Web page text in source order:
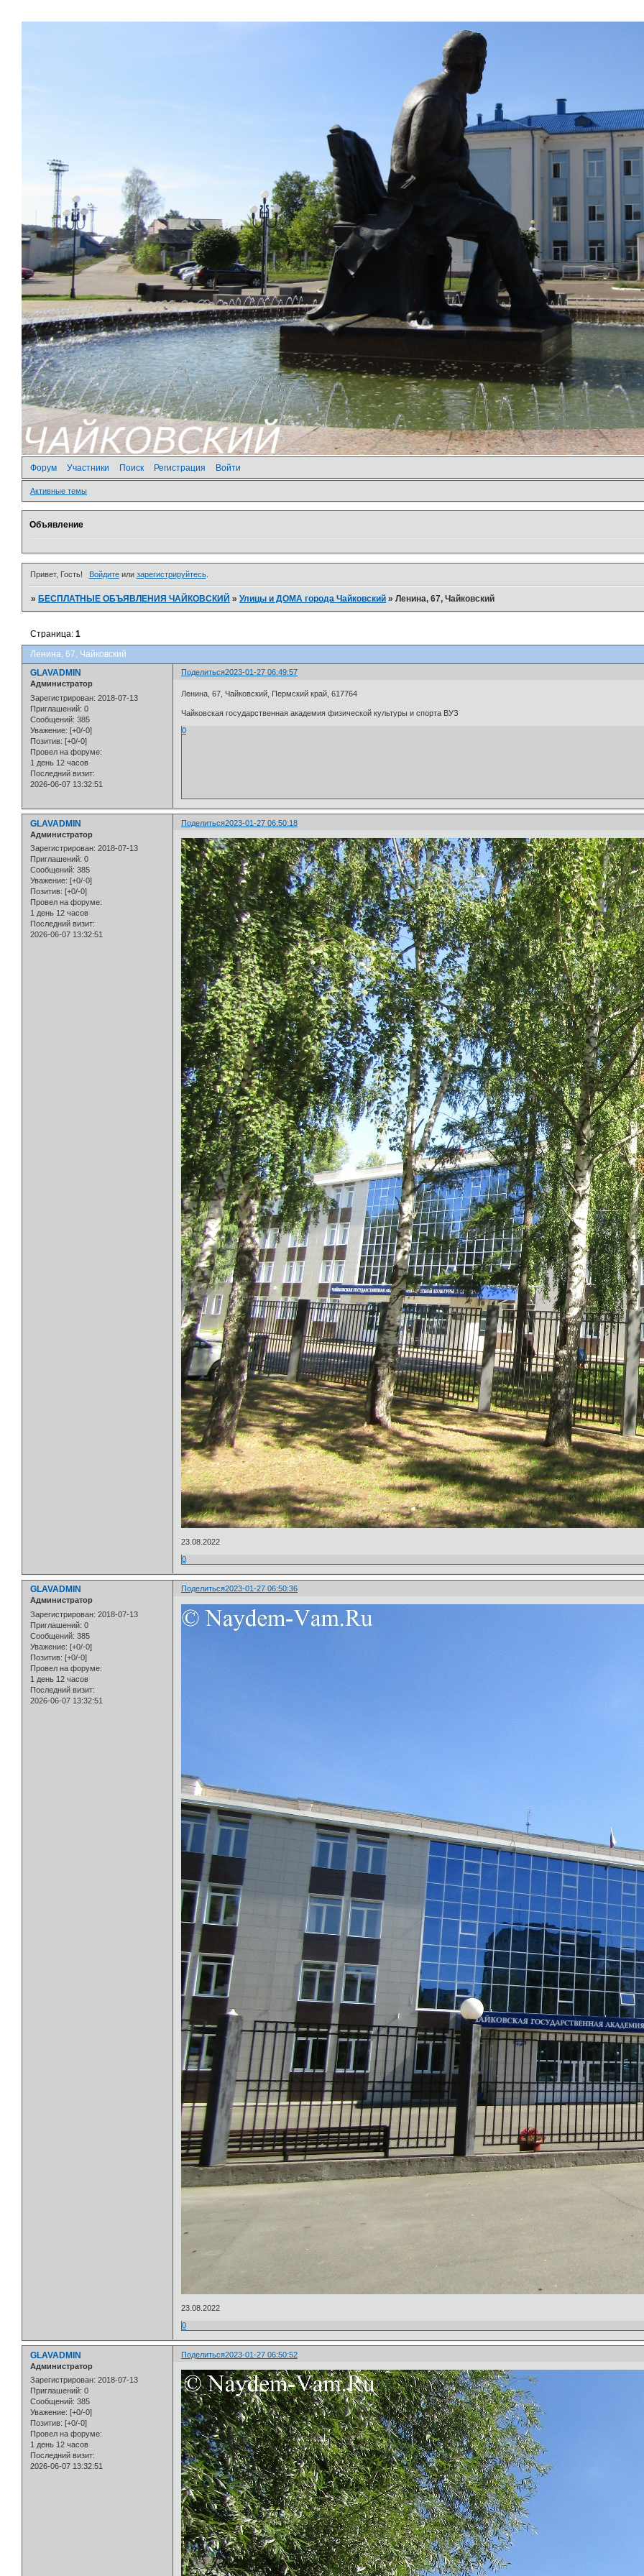
Форум Участники Поиск Регистрация Войти
Активные темы
Объявление
Привет, Гость! Войдитеили зарегистрируйтесь.
» БЕСПЛАТНЫЕ ОБЪЯВЛЕНИЯ ЧАЙКОВСКИЙ »­Улицы и ДОМА города Чайковский »Ленина, 67, Чайковский
Ленина, 67, Чайковский
Страница:1
Поделиться2023-01-27 06:49:57
GLAVADMIN
Администратор
Зарегистрирован: 2018-07-13
Приглашений: 0
Сообщений: 385
Уважение: [+0/-0]
Позитив: [+0/-0]
Провел на форуме:
1 день 12 часов
Последний визит:
2026-06-07 13:32:51
Ленина, 67, Чайковский, Пермский край, 617764
Чайковская государственная академия физической культуры и спорта ВУЗ
0
Поделиться2023-01-27 06:50:18
GLAVADMIN
Администратор
Зарегистрирован: 2018-07-13
Приглашений: 0
Сообщений: 385
Уважение: [+0/-0]
Позитив: [+0/-0]
Провел на форуме:
1 день 12 часов
Последний визит:
2026-06-07 13:32:51
23.08.2022
0
Поделиться2023-01-27 06:50:36
GLAVADMIN
Администратор
Зарегистрирован: 2018-07-13
Приглашений: 0
Сообщений: 385
Уважение: [+0/-0]
Позитив: [+0/-0]
Провел на форуме:
1 день 12 часов
Последний визит:
2026-06-07 13:32:51
23.08.2022
0
Поделиться2023-01-27 06:50:52
GLAVADMIN
Администратор
Зарегистрирован: 2018-07-13
Приглашений: 0
Сообщений: 385
Уважение: [+0/-0]
Позитив: [+0/-0]
Провел на форуме:
1 день 12 часов
Последний визит:
2026-06-07 13:32:51